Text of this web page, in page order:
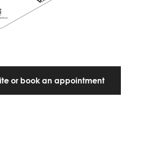
or book an appointment